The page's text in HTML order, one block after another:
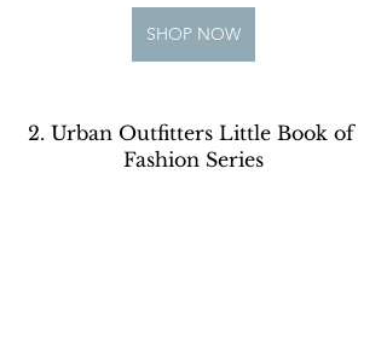
SHOP NOW
2. Urban Outfitters Little Book of
Fashion Series